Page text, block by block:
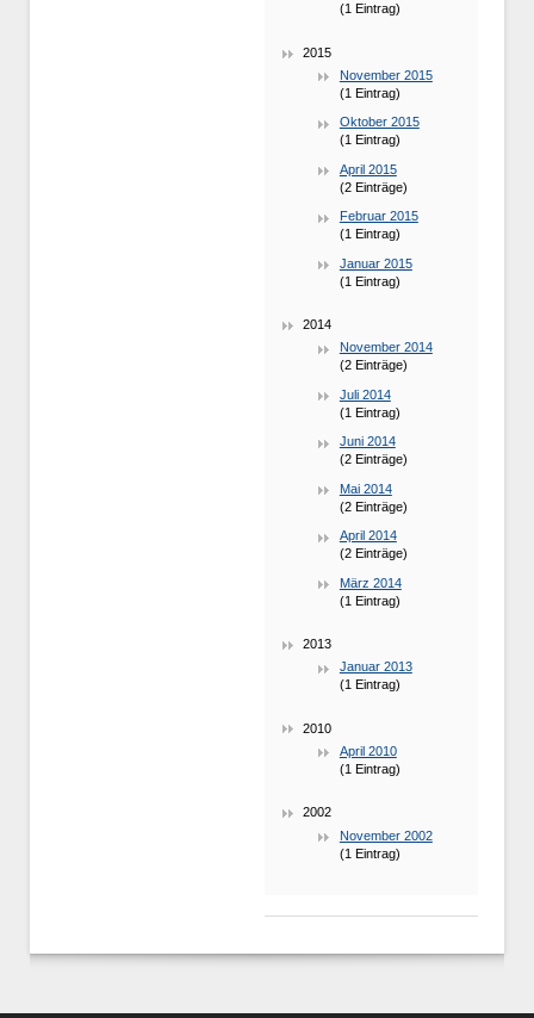
(1 Eintrag)
2015
November 2015
(1 Eintrag)
Oktober 2015
(1 Eintrag)
April 2015
(2 Einträge)
Februar 2015
(1 Eintrag)
Januar 2015
(1 Eintrag)
2014
November 2014
(2 Einträge)
Juli 2014
(1 Eintrag)
Juni 2014
(2 Einträge)
Mai 2014
(2 Einträge)
April 2014
(2 Einträge)
März 2014
(1 Eintrag)
2013
Januar 2013
(1 Eintrag)
2010
April 2010
(1 Eintrag)
2002
November 2002
(1 Eintrag)